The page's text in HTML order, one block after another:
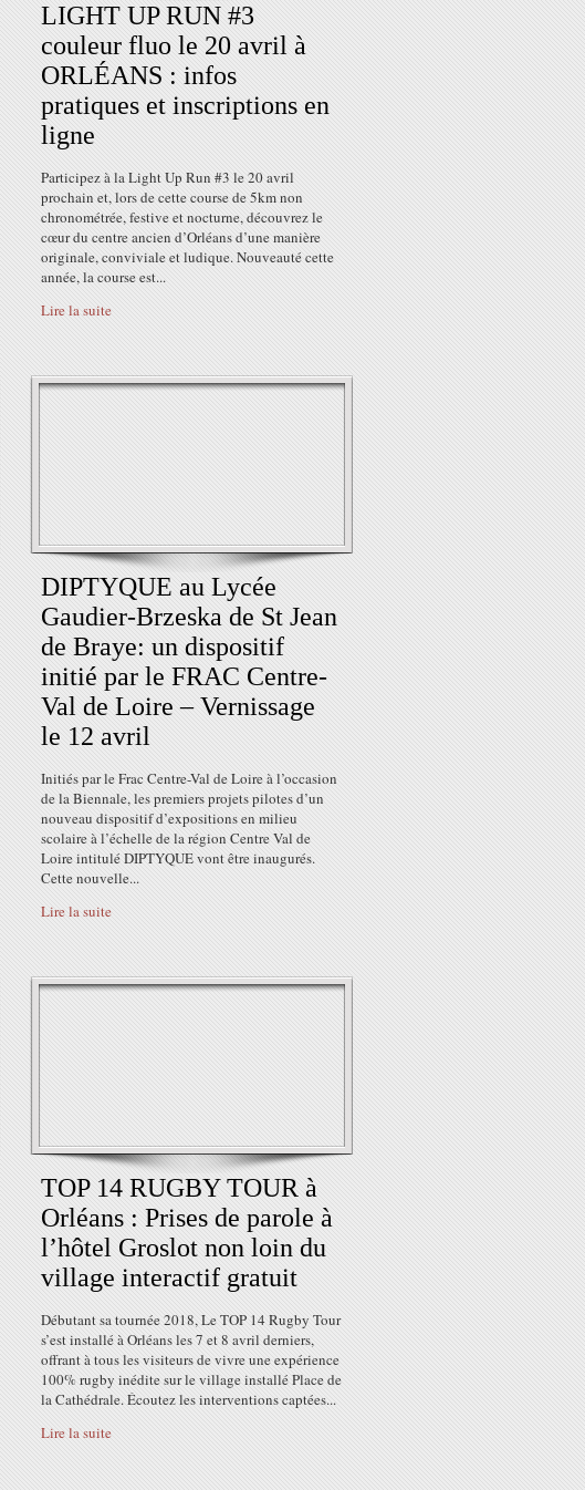
LIGHT UP RUN #3
couleur fluo le 20 avril à
ORLÉANS : infos
pratiques et inscriptions en
ligne
Participez à la Light Up Run #3 le 20 avril
prochain et, lors de cette course de 5km non
chronométrée, festive et nocturne, découvrez le
cœur du centre ancien d’Orléans d’une manière
originale, conviviale et ludique. Nouveauté cette
année, la course est...
Lire la suite
DIPTYQUE au Lycée
Gaudier-Brzeska de St Jean
de Braye: un dispositif
initié par le FRAC Centre-
Val de Loire – Vernissage
le 12 avril
Initiés par le Frac Centre-Val de Loire à l’occasion
de la Biennale, les premiers projets pilotes d’un
nouveau dispositif d’expositions en milieu
scolaire à l’échelle de la région Centre Val de
Loire intitulé DIPTYQUE vont être inaugurés.
Cette nouvelle...
Lire la suite
TOP 14 RUGBY TOUR à
Orléans : Prises de parole à
l’hôtel Groslot non loin du
village interactif gratuit
Débutant sa tournée 2018, Le TOP 14 Rugby Tour
s’est installé à Orléans les 7 et 8 avril derniers,
offrant à tous les visiteurs de vivre une expérience
100% rugby inédite sur le village installé Place de
la Cathédrale. Écoutez les interventions captées...
Lire la suite